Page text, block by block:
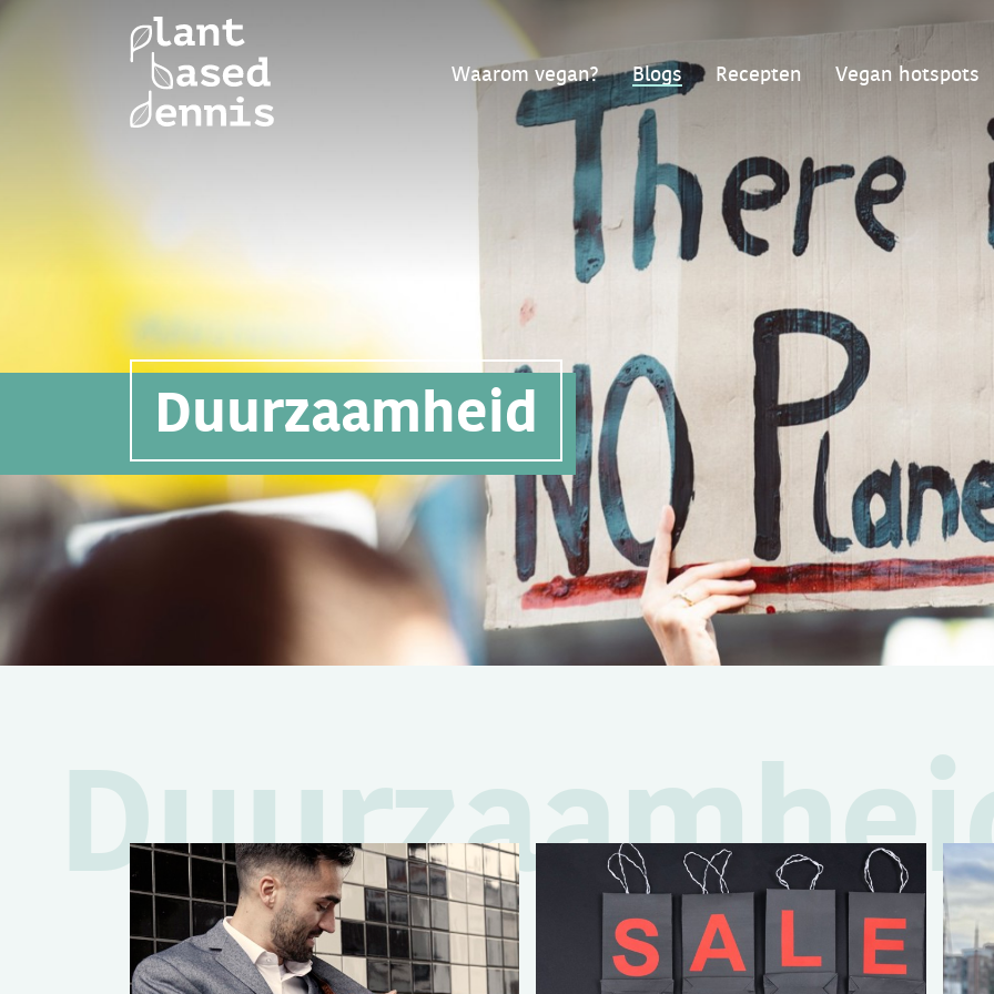
Waarom vegan? Blogs Recepten Vegan hotspots
Duurzaamheid